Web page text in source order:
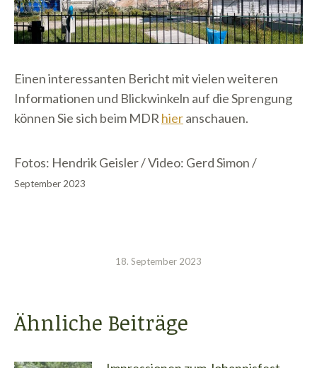
Einen interessanten Bericht mit vielen weiteren
Informationen und Blickwinkeln auf die Sprengung
können Sie sich beim MDR hieranschauen.
Fotos: Hendrik Geisler / Video: Gerd Simon /
September 2023
18. September 2023
Ähnliche Beiträge